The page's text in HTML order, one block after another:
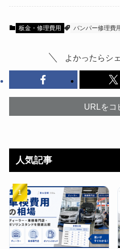
板金・修理費用 バンパー修理費
よかったらシ
URLをコ
人気記事